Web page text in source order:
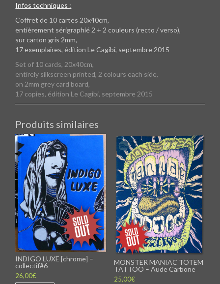
Infos techniques :
Coffret de 10 cartes 20x40cm,
entièrement sérigraphié 2 + 2 couleurs (recto / verso),
sur carton gris 2mm,
17 exemplaires, édition Le Cagibi, septembre 2015
Set of 10 cards, 20x40cm,
entirely silkscreen printed, 2 colours each side,
on 2mm grey card board,
17 copies, édition Le Cagibi, septembre 2015
Produits similaires
INDIGO LUXE [chrome] –
collectif#6
26,00€
MONSTER MANIAC TOTEM
TATTOO – Aude Carbone
25,00€